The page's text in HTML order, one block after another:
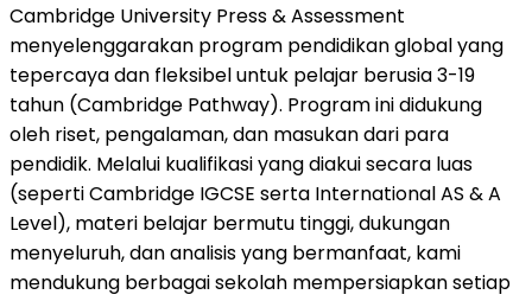
Cambridge University Press & Assessment
menyelenggarakan program pendidikan global yang
tepercaya dan fleksibel untuk pelajar berusia 3-19
tahun (Cambridge Pathway). Program ini didukung
oleh riset, pengalaman, dan masukan dari para
pendidik. Melalui kualifikasi yang diakui secara luas
(seperti Cambridge IGCSE serta International AS & A
Level), materi belajar bermutu tinggi, dukungan
menyeluruh, dan analisis yang bermanfaat, kami
mendukung berbagai sekolah mempersiapkan setiap